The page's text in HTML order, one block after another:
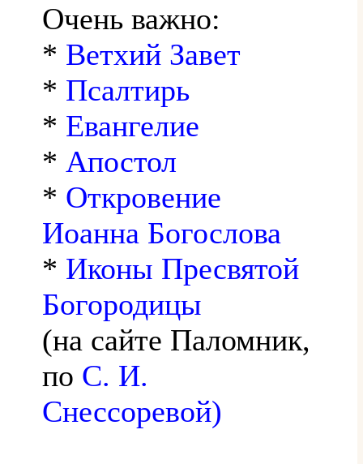
Очень важно:
* Ветхий Завет
* Псалтирь
* Евангелие
* Апостол
* Откровение
Иоанна Богослова
* Иконы Пресвятой
Богородицы
(на сайте Паломник,
по С. И.
Снессоревой)